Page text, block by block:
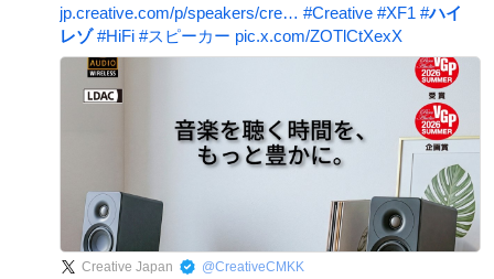
jp.creative.com/p/speakers/cre… #Creative #XF1 #ハイ
レゾ #HiFi #スピーカー pic.x.com/ZOTlCtXexX
Creative Japan @CreativeCMKK